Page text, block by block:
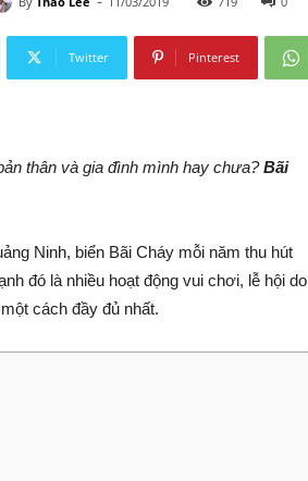
Twitter Pinterest
thân và gia đình mình hay chưa?Bãi
Ninh, biển Bãi Cháy mỗi năm thu hút
đó là nhiều hoạt động vui chơi, lễ hội do
cách đầy đủ nhất.